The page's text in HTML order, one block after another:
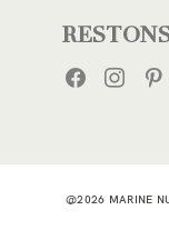
@2026 MARINE